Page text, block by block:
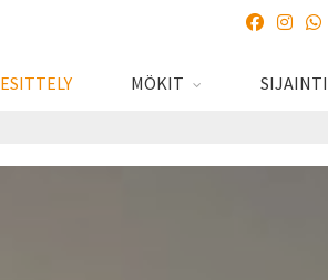
ESITTELY MÖKIT SIJAINTI